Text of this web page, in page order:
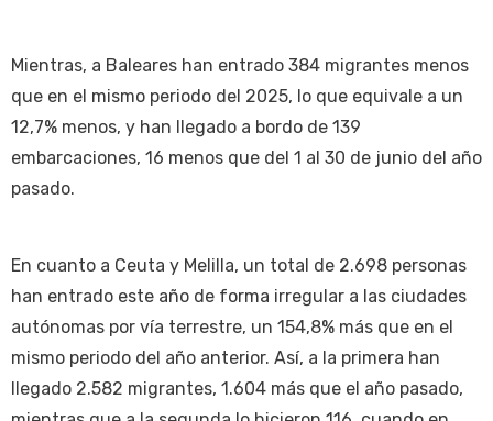
Mientras, a Baleares han entrado 384 migrantes menos
que en el mismo periodo del 2025, lo que equivale a un
12,7% menos, y han llegado a bordo de 139
embarcaciones, 16 menos que del 1 al 30 de junio del año
pasado.
En cuanto a Ceuta y Melilla, un total de 2.698 personas
han entrado este año de forma irregular a las ciudades
autónomas por vía terrestre, un 154,8% más que en el
mismo periodo del año anterior. Así, a la primera han
llegado 2.582 migrantes, 1.604 más que el año pasado,